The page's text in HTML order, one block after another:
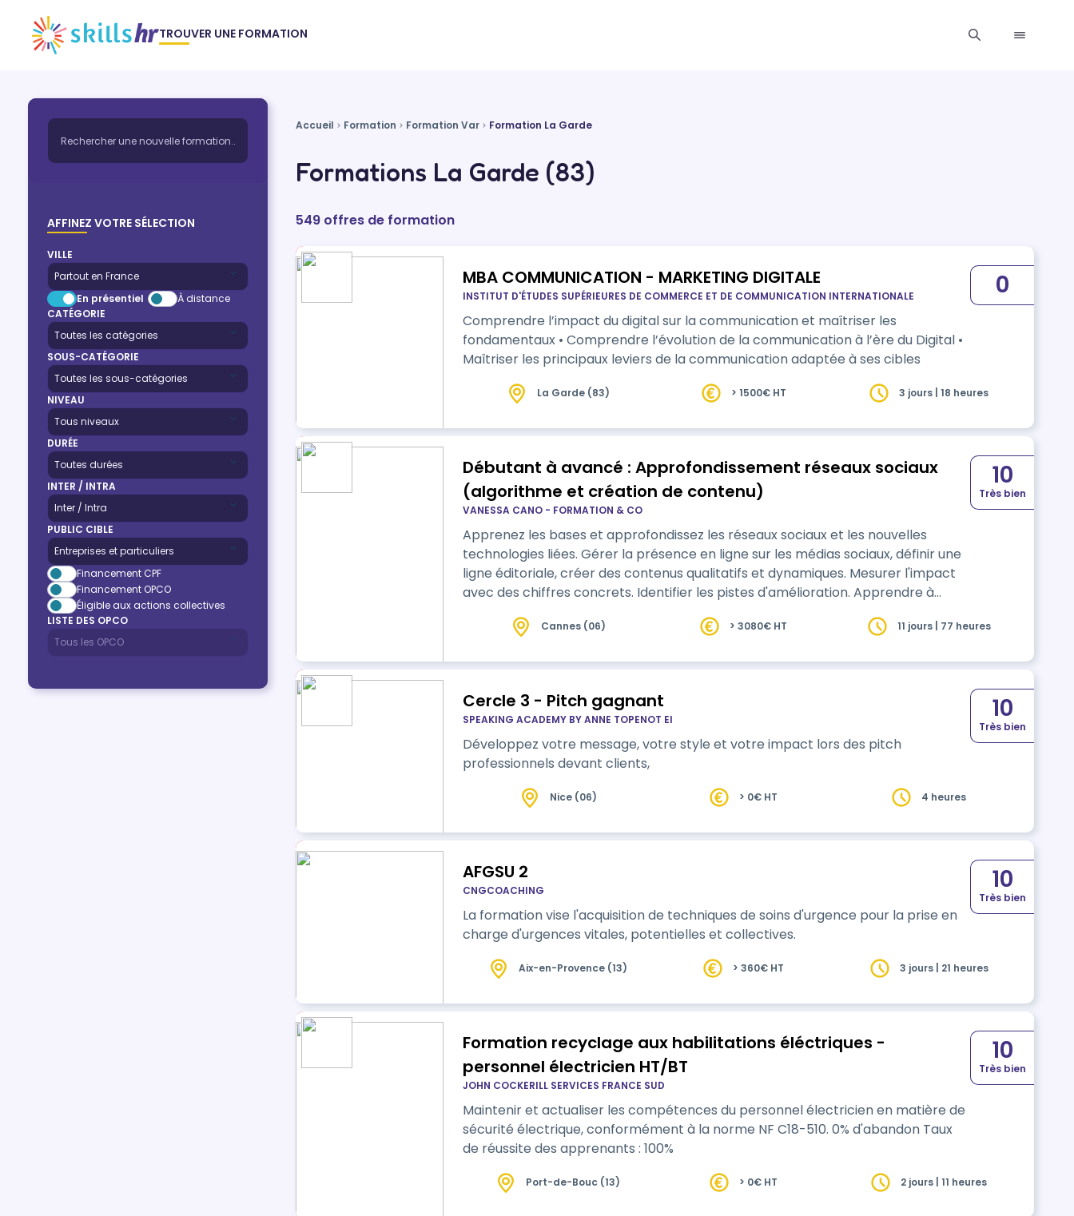
TROUVER UNE FORMATION
AFFINEZ VOTRE SÉLECTION
VILLE
En présentiel
À distance
CATÉGORIE
SOUS-CATÉGORIE
NIVEAU
DURÉE
INTER / INTRA
PUBLIC CIBLE
Financement CPF
Financement OPCO
Éligible aux actions collectives
LISTE DES OPCO
Accueil Formation Formation Var Formation La Garde
Formations La Garde (83)
549 offres de formation
MBA COMMUNICATION - MARKETING DIGITALE
INSTITUT D'ÉTUDES SUPÉRIEURES DE COMMERCE ET DE COMMUNICATION INTERNATIONALE
Comprendre l’impact du digital sur la communication et maîtriser les
fondamentaux • Comprendre l’évolution de la communication à l’ère du Digital •
Maîtriser les principaux leviers de la communication adaptée à ses cibles
0
La Garde (83) > 1500€ HT 3 jours | 18 heures
Débutant à avancé : Approfondissement réseaux sociaux
(algorithme et création de contenu)
VANESSA CANO - FORMATION & CO
Apprenez les bases et approfondissez les réseaux sociaux et les nouvelles
technologies liées. Gérer la présence en ligne sur les médias sociaux, définir une
ligne éditoriale, créer des contenus qualitatifs et dynamiques. Mesurer l'impact
avec des chiffres concrets. Identifier les pistes d'amélioration. Apprendre à
algorithmes des réseaux sociaux.
10
Très bien
Cannes (06) > 3080€ HT 11 jours | 77 heures
Cercle 3 - Pitch gagnant
SPEAKING ACADEMY BY ANNE TOPENOT EI
Développez votre message, votre style et votre impact lors des pitch
professionnels devant clients,
10
Très bien
Nice (06) > 0€ HT 4 heures
AFGSU 2
CNGCOACHING
La formation vise l'acquisition de techniques de soins d'urgence pour la prise en
charge d'urgences vitales, potentielles et collectives.
10
Très bien
Aix-en-Provence (13) > 360€ HT 3 jours | 21 heures
Formation recyclage aux habilitations éléctriques -
personnel électricien HT/BT
JOHN COCKERILL SERVICES FRANCE SUD
Maintenir et actualiser les compétences du personnel électricien en matière de
sécurité électrique, conformément à la norme NF C18-510. 0% d'abandon Taux
de réussite des apprenants : 100%
10
Très bien
Port-de-Bouc (13) > 0€ HT 2 jours | 11 heures